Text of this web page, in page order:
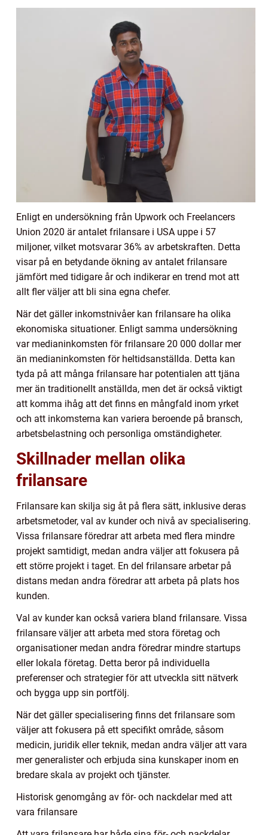
Enligt en undersökning från Upwork och Freelancers
Union 2020 är antalet frilansare i USA uppe i 57
miljoner, vilket motsvarar 36% av arbetskraften. Detta
visar på en betydande ökning av antalet frilansare
jämfört med tidigare år och indikerar en trend mot att
allt fler väljer att bli sina egna chefer.
När det gäller inkomstnivåer kan frilansare ha olika
ekonomiska situationer. Enligt samma undersökning
var medianinkomsten för frilansare 20 000 dollar mer
än medianinkomsten för heltidsanställda. Detta kan
tyda på att många frilansare har potentialen att tjäna
mer än traditionellt anställda, men det är också viktigt
att komma ihåg att det finns en mångfald inom yrket
och att inkomsterna kan variera beroende på bransch,
arbetsbelastning och personliga omständigheter.
Skillnader mellan olika
frilansare
Frilansare kan skilja sig åt på flera sätt, inklusive deras
arbetsmetoder, val av kunder och nivå av specialisering.
Vissa frilansare föredrar att arbeta med flera mindre
projekt samtidigt, medan andra väljer att fokusera på
ett större projekt i taget. En del frilansare arbetar på
distans medan andra föredrar att arbeta på plats hos
kunden.
Val av kunder kan också variera bland frilansare. Vissa
frilansare väljer att arbeta med stora företag och
organisationer medan andra föredrar mindre startups
eller lokala företag. Detta beror på individuella
preferenser och strategier för att utveckla sitt nätverk
och bygga upp sin portfölj.
När det gäller specialisering finns det frilansare som
väljer att fokusera på ett specifikt område, såsom
medicin, juridik eller teknik, medan andra väljer att vara
mer generalister och erbjuda sina kunskaper inom en
bredare skala av projekt och tjänster.
Historisk genomgång av för- och nackdelar med att
vara frilansare